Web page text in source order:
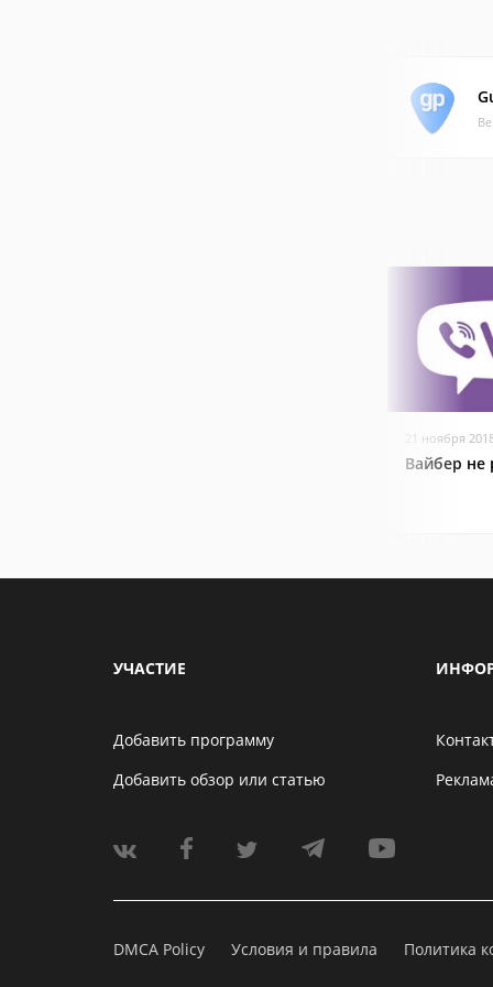
21 ноября
Вайбер не
УЧАСТИЕ
Добавить программу
Добавить обзор или статью
DMCA Policy Условия и правила Политика